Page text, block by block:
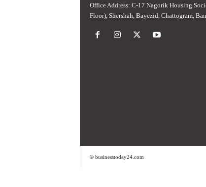
Office Address: C-17 Nagorik Housing
Floor), Shershah, Bayezid, Chattogram,
© businesstoday24.com